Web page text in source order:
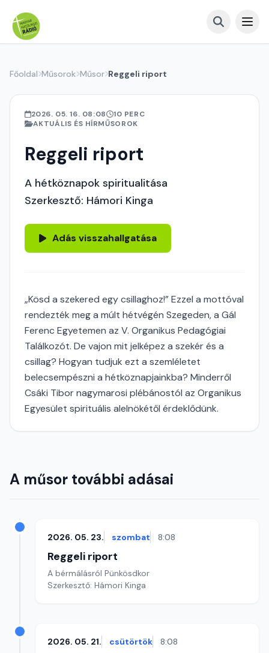
Főoldal Műsorok Műsor Reggeli riport
2026. 05. 16. 08:08
10 PERC
AKTUÁLIS ÉS HÍRMŰSOROK
Reggeli riport
A hétköznapok spiritualitása
Szerkesztő: Hámori Kinga
Adás visszahallgatása
„Kösd a szekered egy csillaghoz!” Ezzel a mottóval
rendezték meg a múlt hétvégén Szegeden, a Gál
Ferenc Egyetemen az V. Organikus Pedagógiai
Találkozót. De vajon mit jelképez a szekér és a
csillag? Hogyan tudjuk ezt a szemléletet
belecsempészni a hétköznapjainkba? Minderről
Csáki Tibor nagymarosi plébánostól az Organikus
Egyesület spirituális alelnökétől érdeklődünk.
A műsor további adásai
2026. 05. 23. szombat 8:08
Reggeli riport
A bérmálásról Pünkösdkor
Szerkesztő: Hámori Kinga
2026. 05. 21. csütörtök 8:08